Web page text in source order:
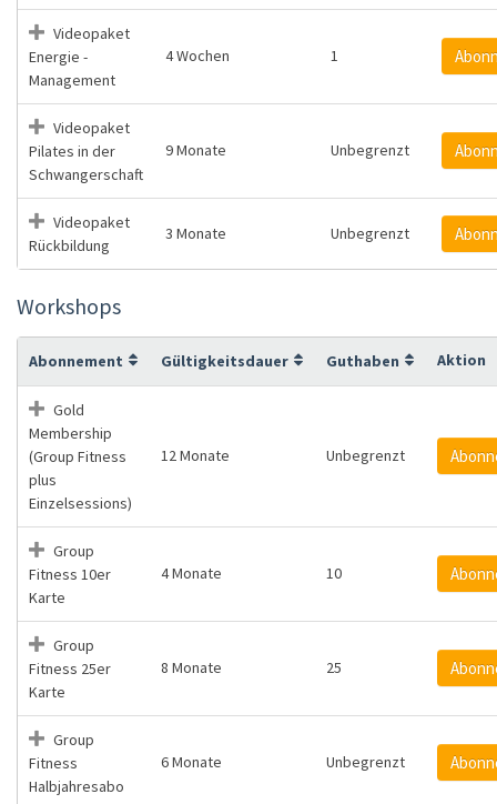
Videopaket
Energie -
Management
4 Wochen 1
Videopaket
Pilates in der
Schwangerschaft
9 Monate Unbegrenzt
Videopaket
Rückbildung
3 Monate Unbegrenzt
Workshops
Abonnement Gültigkeitsdauer Guthaben Aktion
Gold
Membership
(Group Fitness
plus
Einzelsessions)
12 Monate Unbegrenzt
Group
Fitness 10er
Karte
4 Monate 10
Group
Fitness 25er
Karte
8 Monate 25
Group
Fitness
Halbjahresabo
6 Monate Unbegrenzt